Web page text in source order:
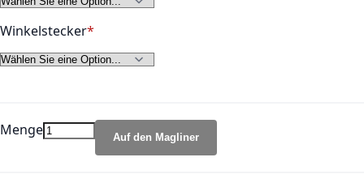
Winkelstecker
Menge Auf den Magliner